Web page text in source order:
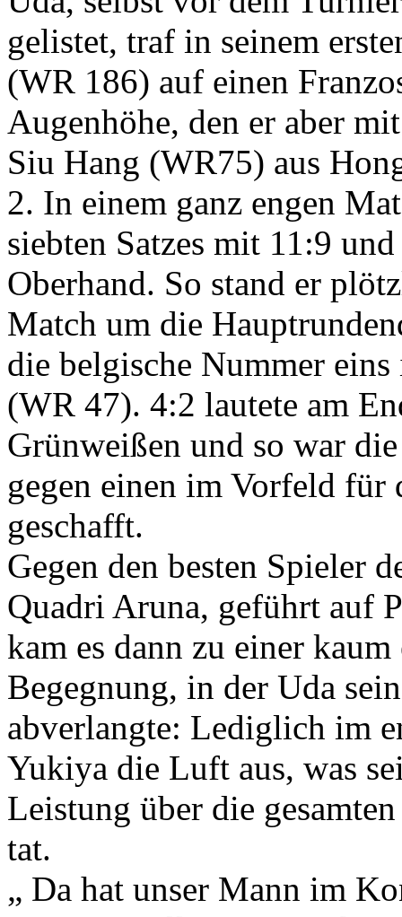
gelistet, traf in seinem
(WR 186) auf einen
Augenhöhe, den er aber
Siu Hang (WR75) aus
2. In einem ganz engen
siebten Satzes mit 11:9
Oberhand. So stand er
Match um die
die belgische Nummer
(WR 47). 4:2 lautete am
Grünweißen und so war
gegen einen im Vorfeld für
geschafft.
Gegen den besten Spieler
Quadri Aruna, geführt auf
kam es dann zu einer
Begegnung, in der Uda
abverlangte: Lediglich im
Yukiya die Luft aus, was
Leistung über die
tat.
„ Da hat unser Mann im